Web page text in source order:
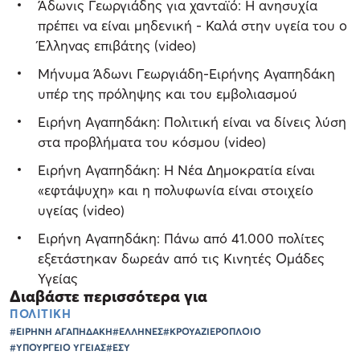
Άδωνις Γεωργιάδης για χανταϊό: Η ανησυχία
πρέπει να είναι μηδενική - Καλά στην υγεία του ο
Έλληνας επιβάτης (video)
Μήνυμα Άδωνι Γεωργιάδη-Ειρήνης Αγαπηδάκη
υπέρ της πρόληψης και του εμβολιασμού
Ειρήνη Αγαπηδάκη: Πολιτική είναι να δίνεις λύση
στα προβλήματα του κόσμου (video)
Ειρήνη Αγαπηδάκη: Η Νέα Δημοκρατία είναι
«εφτάψυχη» και η πολυφωνία είναι στοιχείο
υγείας (video)
Ειρήνη Αγαπηδάκη: Πάνω από 41.000 πολίτες
εξετάστηκαν δωρεάν από τις Κινητές Ομάδες
Υγείας
Διαβάστε περισσότερα για
ΠΟΛΙΤΙΚΗ
#ΕΙΡΗΝΗ ΑΓΑΠΗΔΑΚΗ#ΕΛΛΗΝΕΣ#ΚΡΟΥΑΖΙΕΡΟΠΛΟΙΟ
#ΥΠΟΥΡΓΕΙΟ ΥΓΕΙΑΣ#ΕΣΥ